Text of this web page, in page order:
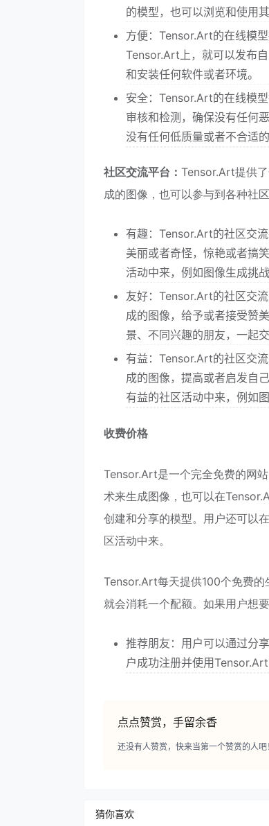
的模型，也可以浏览和使用其
方便：Tensor.Art的在线模
Tensor.Art上，就可以发布
和安装任何软件或者环境。
安全：Tensor.Art的在线模
审核和检测，确保没有任何
没有任何低质量或者不合适的
社区交流平台： Tensor.Art提供
成的图像，也可以参与到各种社
有趣：Tensor.Art的社区交
美丽或者奇怪，惊艳或者搞
活动中来，例如图像生成挑
友好：Tensor.Art的社区交
成的图像，给予或者接受赞
景、不同兴趣的朋友，一起
有益：Tensor.Art的社区交
成的图像，提高或者启发自
有益的社区活动中来，例如
收费价格
Tensor.Art是一个完全免费的网
术来生成图像，也可以在
创建和分享的模型。用户还可以
区活动中来。
Tensor.Art每天提供100个免费
就会消耗一个配额。如果用户想
推荐朋友：用户可以通过分
户成功注册并使用
点点赞赏，手留余香
还没有人赞赏，快来当第一个赞赏的人吧
猜你喜欢